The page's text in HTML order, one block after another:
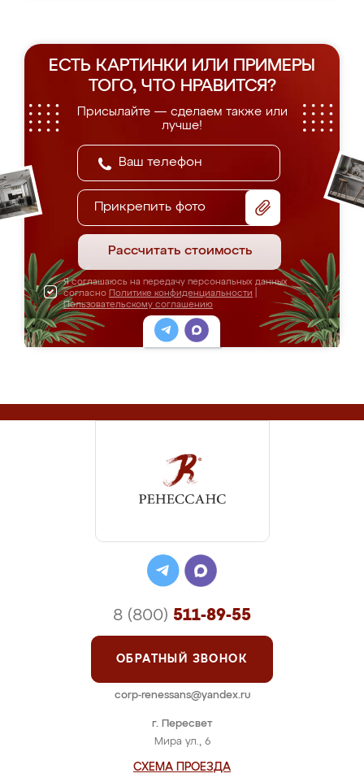
ЕСТЬ КАРТИНКИ ИЛИ ПРИМЕРЫ
ТОГО, ЧТО НРАВИТСЯ?
Присылайте — сделаем также или
лучше!
Прикрепить фото
Рассчитать стоимость
Я соглашаюсь на передачу персональных данных
согласно Политике конфиденциальности
Пользовательскому соглашению
г. Пересвет
Мира ул., 6
СХЕМА ПРОЕЗДА
8 (800) 511-89-55
ОБРАТНЫЙ ЗВОНОК
corp-renessans@yandex.ru